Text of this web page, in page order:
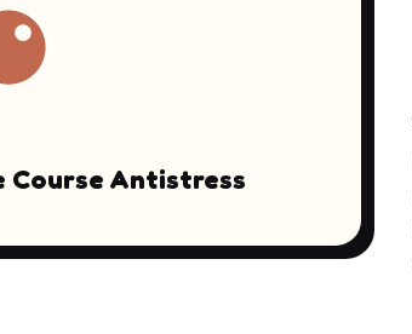
Course Antistress